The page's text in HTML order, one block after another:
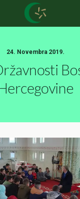
24. Novembra 2019.